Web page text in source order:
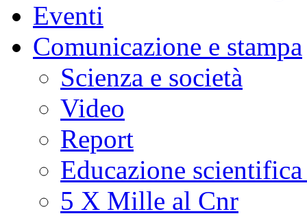
Eventi
Comunicazione e stampa
Scienza e società
Video
Report
Educazione
5 X Mille al Cnr